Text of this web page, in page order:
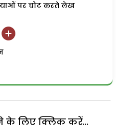
पर चोट करते लेख
के लिए क्लिक करें...